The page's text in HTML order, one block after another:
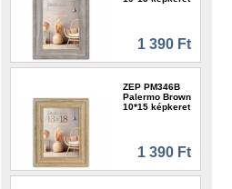
1 390 Ft
ZEP PM346B
Palermo Brown
10*15 képkeret
1 390 Ft